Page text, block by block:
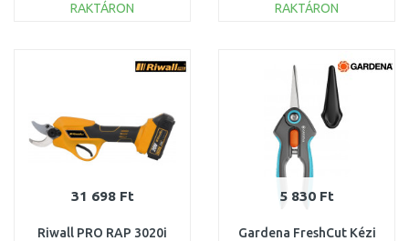
RAKTÁRON
Összehasonlítás
RAKTÁRON
Összehasonlítás
31 698 Ft
Riwall PRO RAP 3020i
5 830 Ft
Gardena FreshCut Kézi